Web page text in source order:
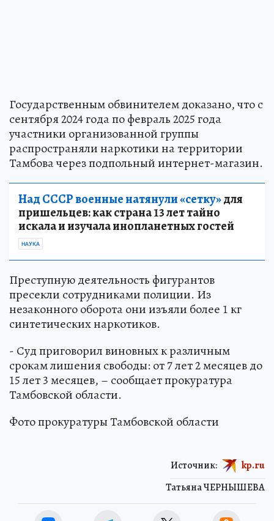
Государственным обвинителем доказано, что с
сентября 2024 года по февраль 2025 года
участники организованной группы
распространяли наркотики на территории
Тамбова через подпольный интернет-магазин.
Над СССР военные натянули «сетку»для
пришельцев: как страна 13 лет тайно
искала и изучала инопланетных гостей
НАУКА
Преступную деятельность фигурантов
пресекли сотрудниками полиции. Из
незаконного оборота они изъяли более 1 кг
синтетических наркотиков.
- Суд приговорил виновных к различным
срокам лишения свободы: от 7 лет 2 месяцев до
15 лет 3 месяцев, – сообщает прокуратура
Тамбовской области.
Фото прокуратуры Тамбовской области
Татьяна ЧЕРНЫШЕВА
Источник: kp.ru